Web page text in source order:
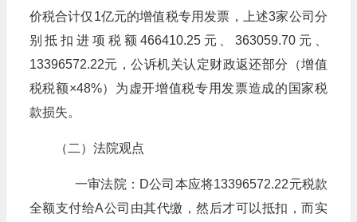
价税合计仅1亿元的增值税专用发票，上述3家公司分
别抵扣进项税额466410.25元、363059.70元、
13396572.22元，公诉机关认定财政返还部分（增值
税税额×48%）为虚开增值税专用发票造成的国家税
款损失。
（二）法院观点
一审法院：D公司本应将13396572.22元税款
全额支付给A公司由其代缴，然后才可以抵扣，而实